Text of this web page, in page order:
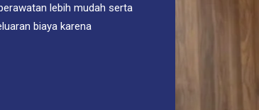
lebih mudah serta
biaya karena